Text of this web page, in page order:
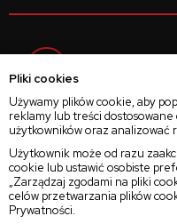
Pliki cookies
Używamy plików cookie, aby
reklamy lub treści
użytkowników oraz analizować
Użytkownik może od razu
cookie lub ustawić osobiste
„Zarządzaj zgodami na pliki
celów przetwarzania plików
Prywatności.
Instagram
Twitter